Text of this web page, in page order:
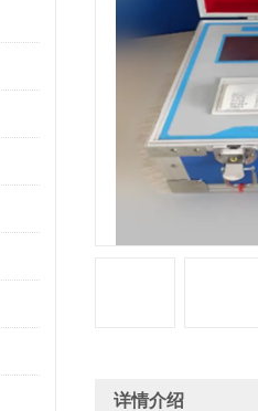
详情介绍